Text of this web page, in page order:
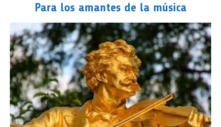
Para los amantes de la música